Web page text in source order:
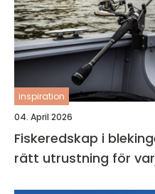
inspiration
04. April 2026
Fiskeredskap i blekinge kunskap, kvalitet
rätt utrustning för